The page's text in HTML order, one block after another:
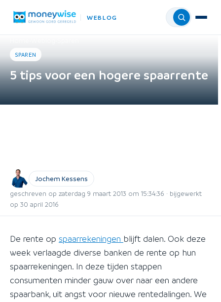
WEBLOG Menu
SPAREN
5 tips voor een hogere spaarrente
Jochem Kessens
geschreven op zaterdag 9 maart 2013 om 15:34:36 · bijgewerkt
op 30 april 2016
De rente op spaarrekeningen blijft dalen. Ook deze
week verlaagde diverse banken de rente op hun
spaarrekeningen. In deze tijden stappen
consumenten minder gauw over naar een andere
spaarbank, uit angst voor nieuwe rentedalingen. We